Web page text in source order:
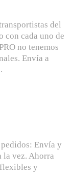
del
con cada uno de
no tenemos
Envía a
Envía y
la vez. Ahorra
y